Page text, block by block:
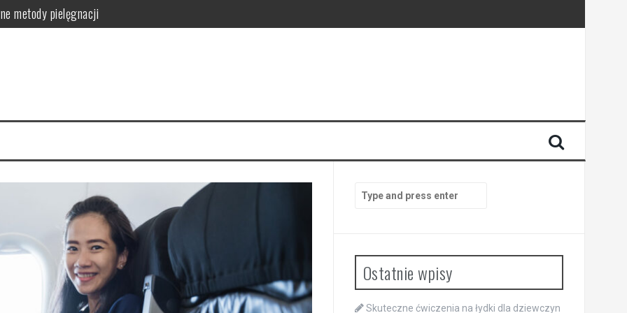
metody pielęgnacji
Podstawowe zasady
i przepisy DIY
– smukłe nogi w 4 tygodnie
for:
Ostatnie wpisy
Skuteczne ćwiczenia na łydki dla dziewczyn